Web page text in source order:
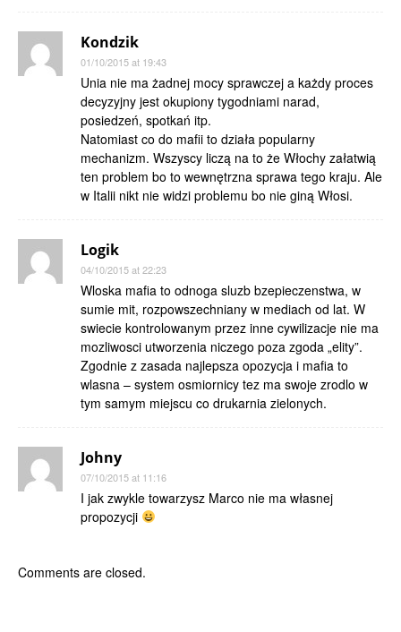
Kondzik
01/10/2015 at 19:43
Unia nie ma żadnej mocy sprawczej a każdy proces
decyzyjny jest okupiony tygodniami narad,
posiedzeń, spotkań itp.
Natomiast co do mafii to działa popularny
mechanizm. Wszyscy liczą na to że Włochy załatwią
ten problem bo to wewnętrzna sprawa tego kraju. Ale
w Italii nikt nie widzi problemu bo nie giną Włosi.
Logik
04/10/2015 at 22:23
Wloska mafia to odnoga sluzb bzepieczenstwa, w
sumie mit, rozpowszechniany w mediach od lat. W
swiecie kontrolowanym przez inne cywilizacje nie ma
mozliwosci utworzenia niczego poza zgoda „elity”.
Zgodnie z zasada najlepsza opozycja i mafia to
wlasna – system osmiornicy tez ma swoje zrodlo w
tym samym miejscu co drukarnia zielonych.
Johny
07/10/2015 at 11:16
I jak zwykle towarzysz Marco nie ma własnej
propozycji
Comments are closed.